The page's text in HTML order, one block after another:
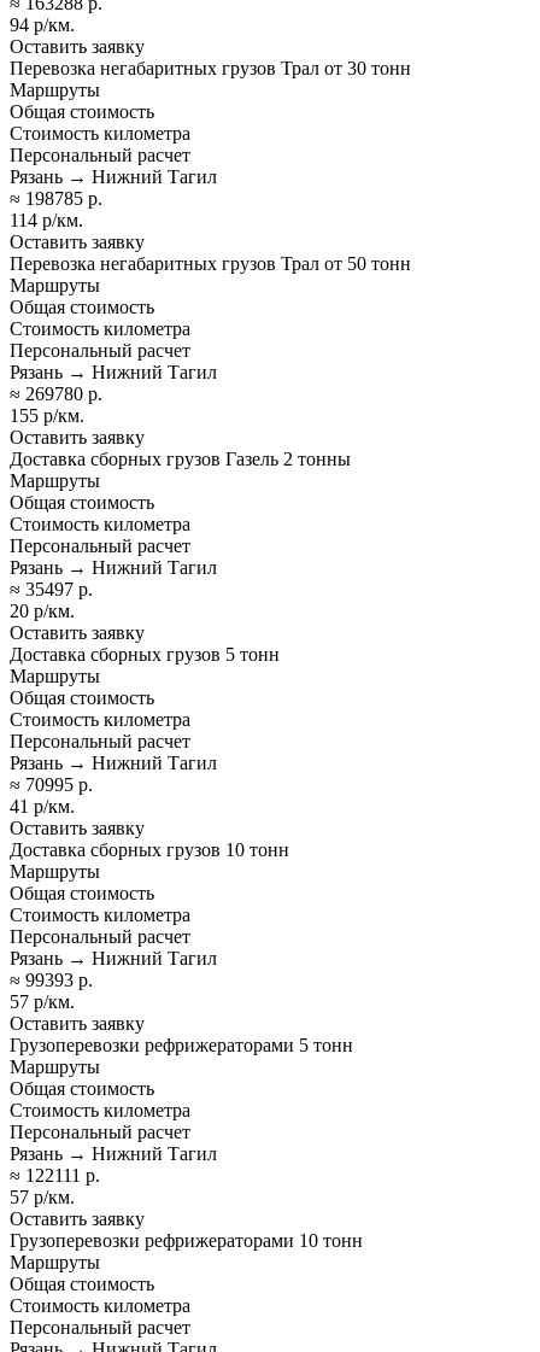
94 р/км.
Оставить заявку
Перевозка негабаритных грузов Трал от 30 тонн
Маршруты
Общая стоимость
Стоимость километра
Персональный расчет
Рязань → Нижний Тагил
≈ 198785 р.
114 р/км.
Оставить заявку
Перевозка негабаритных грузов Трал от 50 тонн
Маршруты
Общая стоимость
Стоимость километра
Персональный расчет
Рязань → Нижний Тагил
≈ 269780 р.
155 р/км.
Оставить заявку
Доставка сборных грузов Газель 2 тонны
Маршруты
Общая стоимость
Стоимость километра
Персональный расчет
Рязань → Нижний Тагил
≈ 35497 р.
20 р/км.
Оставить заявку
Доставка сборных грузов 5 тонн
Маршруты
Общая стоимость
Стоимость километра
Персональный расчет
Рязань → Нижний Тагил
≈ 70995 р.
41 р/км.
Оставить заявку
Доставка сборных грузов 10 тонн
Маршруты
Общая стоимость
Стоимость километра
Персональный расчет
Рязань → Нижний Тагил
≈ 99393 р.
57 р/км.
Оставить заявку
Грузоперевозки рефрижераторами 5 тонн
Маршруты
Общая стоимость
Стоимость километра
Персональный расчет
Рязань → Нижний Тагил
≈ 122111 р.
57 р/км.
Оставить заявку
Грузоперевозки рефрижераторами 10 тонн
Маршруты
Общая стоимость
Стоимость километра
Персональный расчет